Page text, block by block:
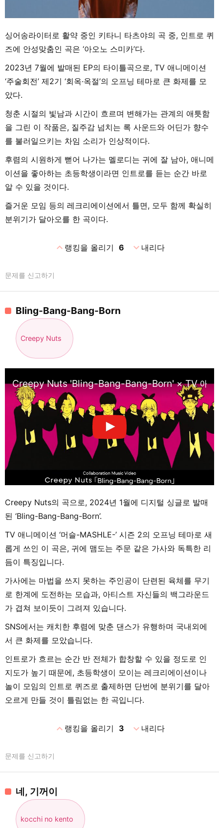
싱어송라이터로 활약 중인 키타니 타츠야의 곡 중, 인트로 퀴
즈에 안성맞춤인 곡은 ‘아오노 스미카’다.
2023년 7월에 발매된 EP의 타이틀곡으로, TV 애니메이션
‘주술회전’ 제2기 ‘회옥·옥절’의 오프닝 테마로 큰 화제를 모
았다.
청춘 시절의 빛남과 시간이 흐르며 변해가는 관계의 애틋함
을 그린 이 작품은, 질주감 넘치는 록 사운드와 어딘가 향수
를 불러일으키는 차임 소리가 인상적이다.
후렴의 시원하게 뻗어 나가는 멜로디는 귀에 잘 남아, 애니메
이션을 좋아하는 초등학생이라면 인트로를 듣는 순간 바로
알 수 있을 것이다.
즐거운 모임 등의 레크리에이션에서 틀면, 모두 함께 확실히
분위기가 달아오를 한 곡이다.
expand_less랭킹을 올리기 6 expand_more내리다
문제를 신고하기
Bling-Bang-Bang-Born
Creepy Nuts
Creepy Nuts 'Bling-Bang-Bang-Born' × TV 애
Creepy Nuts의 곡으로, 2024년 1월에 디지털 싱글로 발매
된 ‘Bling-Bang-Bang-Born’.
TV 애니메이션 ‘머슬-MASHLE-’ 시즌 2의 오프닝 테마로 새
롭게 쓰인 이 곡은, 귀에 맴도는 주문 같은 가사와 독특한 리
듬이 특징입니다.
가사에는 마법을 쓰지 못하는 주인공이 단련된 육체를 무기
로 한계에 도전하는 모습과, 아티스트 자신들의 백그라운드
가 겹쳐 보이듯이 그려져 있습니다.
SNS에서는 캐치한 후렴에 맞춘 댄스가 유행하며 국내외에
서 큰 화제를 모았습니다.
인트로가 흐르는 순간 반 전체가 합창할 수 있을 정도로 인
지도가 높기 때문에, 초등학생이 모이는 레크리에이션이나
놀이 모임의 인트로 퀴즈로 출제하면 단번에 분위기를 달아
오르게 만들 것이 틀림없는 한 곡입니다.
expand_less랭킹을 올리기 3 expand_more내리다
문제를 신고하기
네, 기꺼이
kocchi no kento